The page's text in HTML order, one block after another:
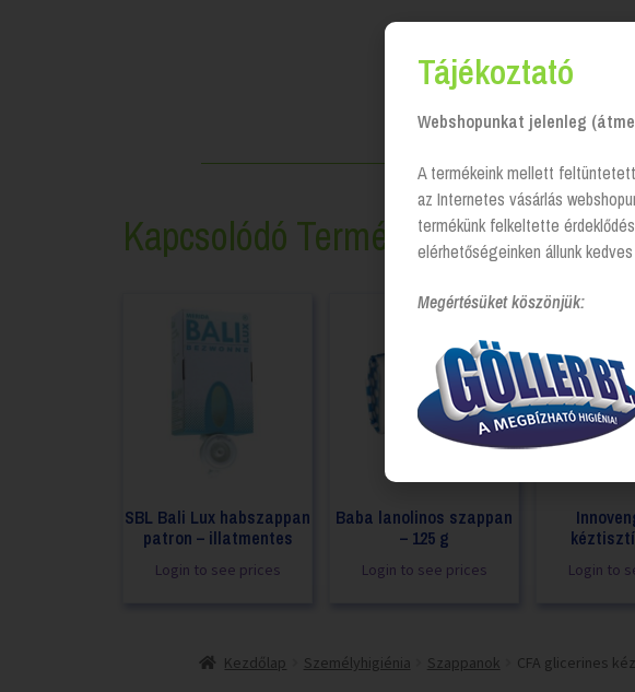
Kapcsolódó Termékek
SBL Bali Lux habszappan
patron – illatmentes
Login to see prices
Baba lanolinos szappan
– 125 g
Login to see prices Login to
Kezdőlap Személyhigiénia Szappanok CFA glicerines
Tájékoztató
Webshopunkat jelenleg
A termékeink mellett
az Internetes vásárlás
termékünk felkeltette
elérhetőségeinken állunk
Megértésüket köszönjük: